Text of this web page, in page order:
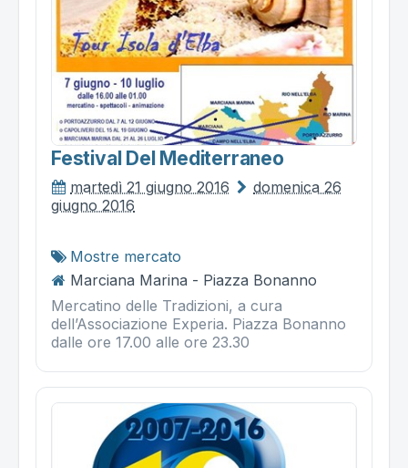
Festival Del Mediterraneo
martedì 21 giugno 2016
domenica 26
giugno 2016
Mostre mercato
Marciana Marina - Piazza Bonanno
Mercatino delle Tradizioni, a cura
dell’Associazione Experia. Piazza Bonanno
dalle ore 17.00 alle ore 23.30